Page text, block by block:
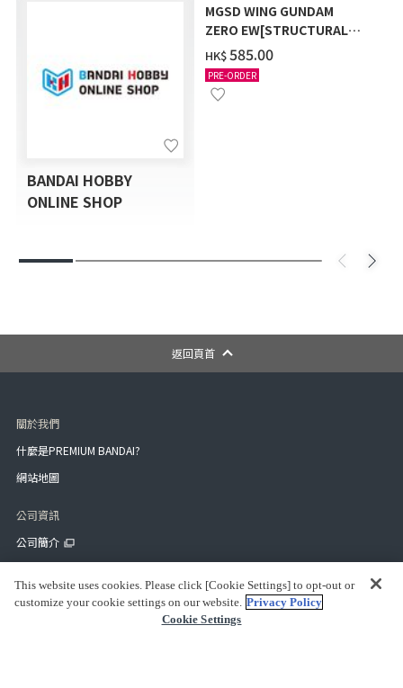
BANDAI HOBBY
ONLINE SHOP
MGSD WING GUNDAM
ZERO EW[STRUCTURAL
COATING/BLACK] [2026年
12月發送]
HK$‌585.00
PRE-ORDER
返回頁首
關於我們
什麼是PREMIUM BANDAI?
網站地圖
公司資訊
公司簡介
用戶指南
This website uses cookies. Please click [Cookie Settings] to opt-out or
customize your cookie settings on our website. Privacy Policy
Cookie Settings